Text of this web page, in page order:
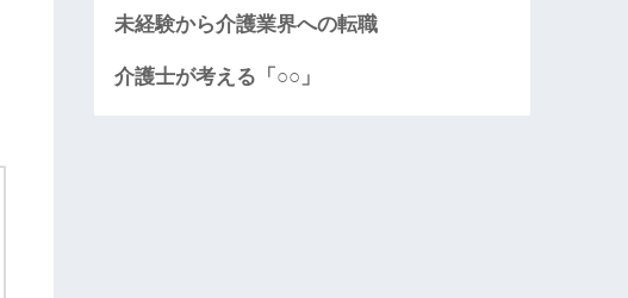
未経験から介護業界への転職
介護士が考える「○○」